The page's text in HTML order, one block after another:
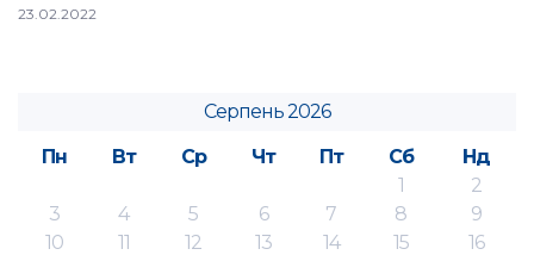
23.02.2022
Серпень 2026
Пн
Вт Ср Чт Пт Сб
Нд
1
2
3
4 5 6 7 8
9
10
11 12 13 14 15
16